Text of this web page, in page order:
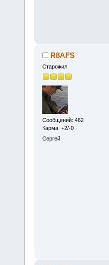
R8AFS
Старожил
Сообщений: 462
Карма: +2/-0
Сергей